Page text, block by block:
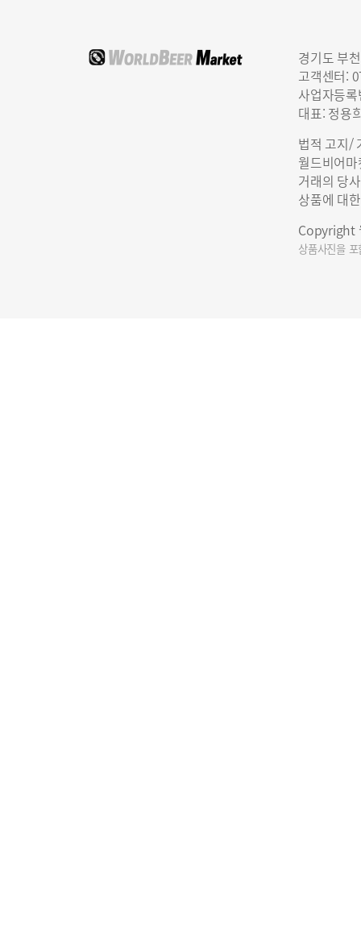
경기도 부
고객센터:
사업자등
대표: 정용
법적 고지/
월드비어
거래의 당
상품에 대
Copyright
상품사진을